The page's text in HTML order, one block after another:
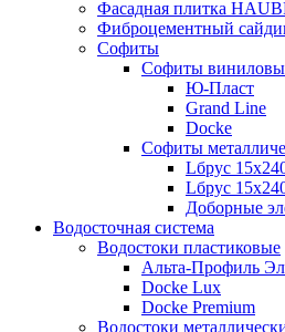
Фасадная плитка
Фиброцементный
Софиты
Софиты
Ю-Пласт
Grand Line
Docke
Софиты
Lбрус
Lбрус
Доборные
Водосточная система
Водостоки пластиковые
Альта-Профиль
Docke Lux
Docke Premium
Водостоки